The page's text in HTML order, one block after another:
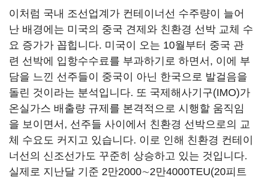
이처럼 국내 조선업계가 컨테이너선 수주량이 늘어
난 배경에는 미국의 중국 견제와 친환경 선박 교체 수
요 증가가 꼽힙니다. 미국이 오는 10월부터 중국 관
련 선박에 입항수수료를 부과하기로 하면서, 이에 부
담을 느낀 선주들이 중국이 아닌 한국으로 발걸음을
돌린 것이라는 분석입니다. 또 국제해사기구(IMO)가
온실가스 배출량 규제를 본격적으로 시행할 움직임
을 보이면서, 선주들 사이에서 친환경 선박으로의 교
체 수요도 커지고 있습니다. 이로 인해 친환경 컨테이
너선의 신조선가도 꾸준히 상승하고 있는 것입니다.
실제로 지난달 기준 2만2000∼2만4000TEU(20피트